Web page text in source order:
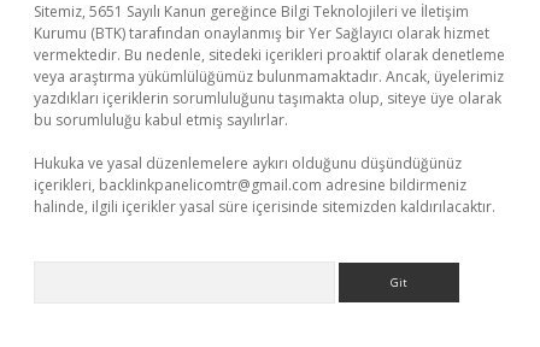
Sitemiz, 5651 Sayılı Kanun gereğince Bilgi Teknolojileri ve İletişim
Kurumu (BTK) tarafından onaylanmış bir Yer Sağlayıcı olarak hizmet
vermektedir. Bu nedenle, sitedeki içerikleri proaktif olarak denetleme
veya araştırma yükümlülüğümüz bulunmamaktadır. Ancak, üyelerimiz
yazdıkları içeriklerin sorumluluğunu taşımakta olup, siteye üye olarak
bu sorumluluğu kabul etmiş sayılırlar.
Hukuka ve yasal düzenlemelere aykırı olduğunu düşündüğünüz
içerikleri, backlinkpanelicomtr@gmail.com adresine bildirmeniz
halinde, ilgili içerikler yasal süre içerisinde sitemizden kaldırılacaktır.